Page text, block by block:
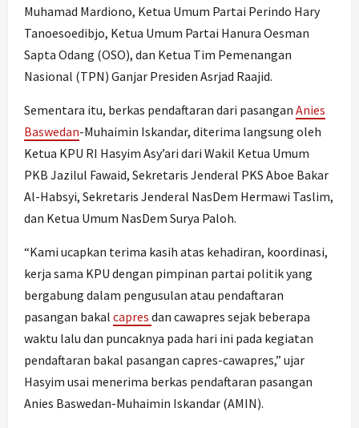
Muhamad Mardiono, Ketua Umum Partai Perindo Hary
Tanoesoedibjo, Ketua Umum Partai Hanura Oesman
Sapta Odang (OSO), dan Ketua Tim Pemenangan
Nasional (TPN) Ganjar Presiden Asrjad Raajid.
Sementara itu, berkas pendaftaran dari pasangan Anies
Baswedan-Muhaimin Iskandar, diterima langsung oleh
Ketua KPU RI Hasyim Asy’ari dari Wakil Ketua Umum
PKB Jazilul Fawaid, Sekretaris Jenderal PKS Aboe Bakar
Al-Habsyi, Sekretaris Jenderal NasDem Hermawi Taslim,
dan Ketua Umum NasDem Surya Paloh.
“Kami ucapkan terima kasih atas kehadiran, koordinasi,
kerja sama KPU dengan pimpinan partai politik yang
bergabung dalam pengusulan atau pendaftaran
pasangan bakal capres dan cawapres sejak beberapa
waktu lalu dan puncaknya pada hari ini pada kegiatan
pendaftaran bakal pasangan capres-cawapres,” ujar
Hasyim usai menerima berkas pendaftaran pasangan
Anies Baswedan-Muhaimin Iskandar (AMIN).